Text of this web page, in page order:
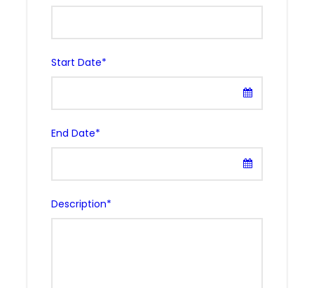
Start Date*
End Date*
Description*